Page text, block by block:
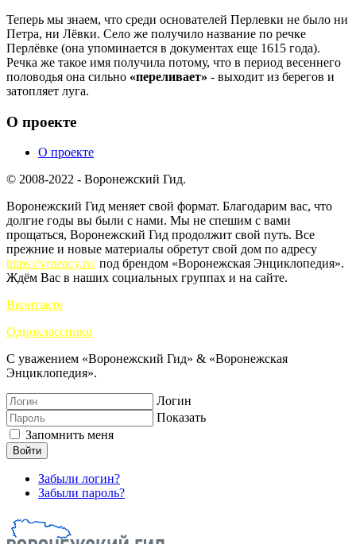
Теперь мы знаем, что среди основателей Перлевки не было ни
Петра, ни Лёвки. Село же получило название по речке
Перлёвке (она упоминается в документах еще 1615 года).
Речка же такое имя получила потому, что в период весеннего
половодья она сильно «переливает» - выходит из берегов и
затопляет луга.
О проекте
О проекте
© 2008-2022 - Воронежский Гид.
Воронежский Гид меняет свой формат. Благодарим вас, что
долгие годы вы были с нами. Мы не спешим с вами
прощаться, Воронежский Гид продолжит свой путь. Все
прежние и новые материалы обретут свой дом по адресу
https://vrnency.ru/под брендом «Воронежская Энциклопедия».
Ждём Вас в наших социальных группах и на сайте.
Вконтакте
Одноклассники
С уважением «Воронежский Гид» & «Воронежская
Энциклопедия».
Логин
Показать
Запомнить меня
Войти
Забыли логин?
Забыли пароль?